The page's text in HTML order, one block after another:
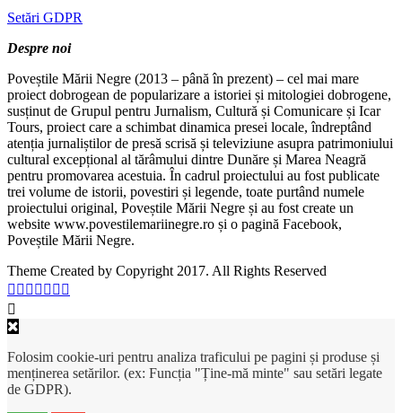
Setări GDPR
Despre noi
Poveștile Mării Negre (2013 – până în prezent) – cel mai mare
proiect dobrogean de popularizare a istoriei și mitologiei dobrogene,
susținut de Grupul pentru Jurnalism, Cultură și Comunicare și Icar
Tours, proiect care a schimbat dinamica presei locale, îndreptând
atenția jurnaliștilor de presă scrisă și televiziune asupra patrimoniului
cultural excepțional al tărâmului dintre Dunăre și Marea Neagră
pentru promovarea acestuia. În cadrul proiectului au fost publicate
trei volume de istorii, povestiri și legende, toate purtând numele
proiectului original, Poveștile Mării Negre și au fost create un
website www.povestilemariinegre.ro și o pagină Facebook,
Poveștile Mării Negre.
Theme Created by Copyright 2017. All Rights Reserved
Folosim cookie-uri pentru analiza traficului pe pagini și produse și
menținerea setărilor. (ex: Funcția "Ține-mă minte" sau setări legate
de GDPR).